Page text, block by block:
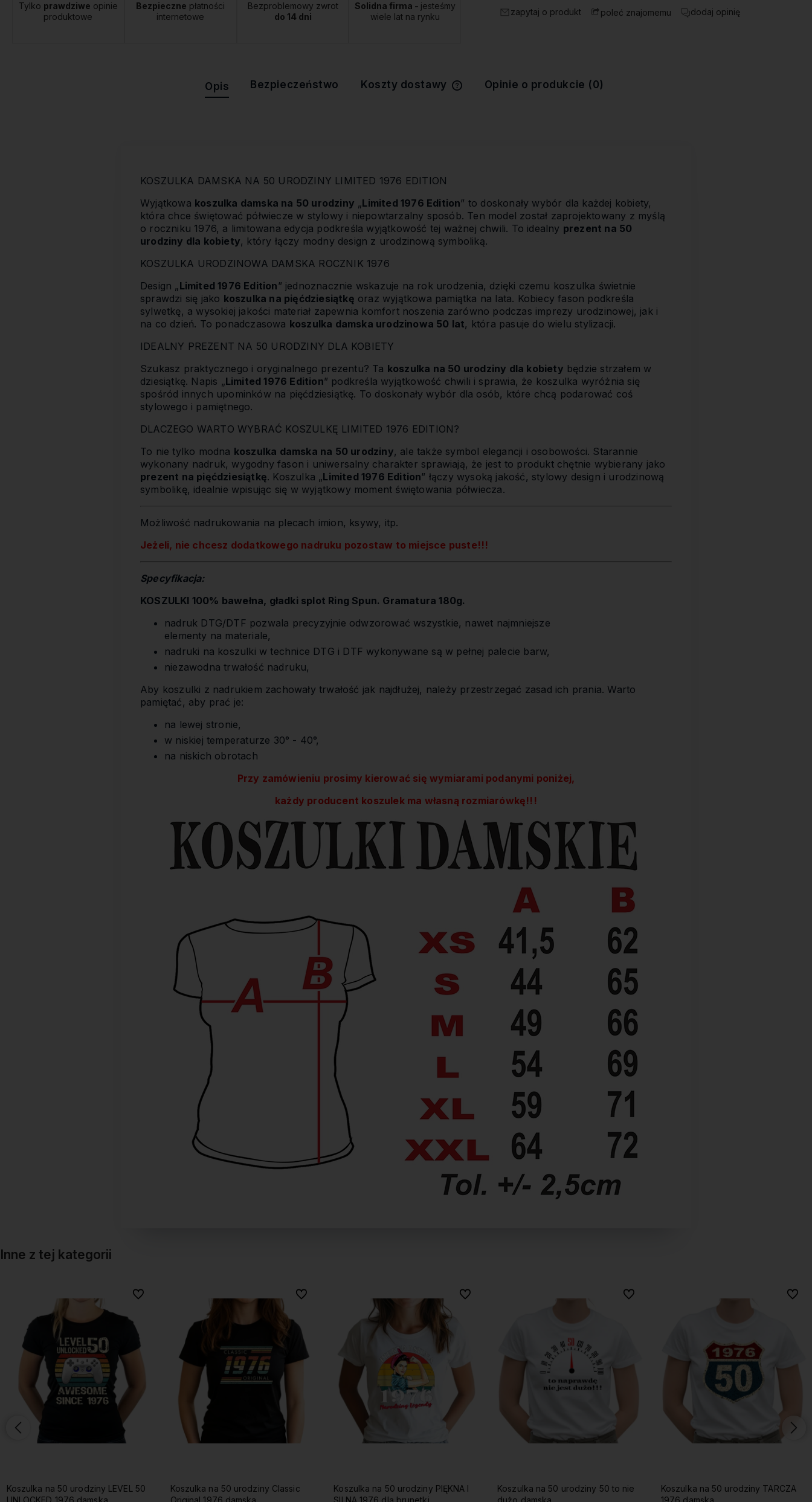
Tylko prawdziwe opinie
produktowe
Bezpieczne płatności
internetowe
Bezproblemowy zwrot
do 14 dni
Solidna firma - jesteśmy
wiele lat na rynku
zapytaj o produkt poleć znajomemu dodaj opinię
Opis Bezpieczeństwo Koszty dostawy Opinie o produkcie (0)
KOSZULKA DAMSKA NA 50 URODZINY LIMITED 1976 EDITION
Wyjątkowa koszulka damska na 50 urodziny „Limited 1976 Edition” to doskonały wybór dla każdej kobiety,
która chce świętować półwiecze w stylowy i niepowtarzalny sposób. Ten model został zaprojektowany z myślą
o roczniku 1976, a limitowana edycja podkreśla wyjątkowość tej ważnej chwili. To idealny prezent na 50
urodziny dla kobiety, który łączy modny design z urodzinową symboliką.
KOSZULKA URODZINOWA DAMSKA ROCZNIK 1976
Design „Limited 1976 Edition” jednoznacznie wskazuje na rok urodzenia, dzięki czemu koszulka świetnie
sprawdzi się jako koszulka na pięćdziesiątkę oraz wyjątkowa pamiątka na lata. Kobiecy fason podkreśla
sylwetkę, a wysokiej jakości materiał zapewnia komfort noszenia zarówno podczas imprezy urodzinowej, jak i
na co dzień. To ponadczasowa koszulka damska urodzinowa 50 lat, która pasuje do wielu stylizacji.
IDEALNY PREZENT NA 50 URODZINY DLA KOBIETY
Szukasz praktycznego i oryginalnego prezentu? Ta koszulka na 50 urodziny dla kobiety będzie strzałem w
dziesiątkę. Napis „Limited 1976 Edition” podkreśla wyjątkowość chwili i sprawia, że koszulka wyróżnia się
spośród innych upominków na pięćdziesiątkę. To doskonały wybór dla osób, które chcą podarować coś
stylowego i pamiętnego.
DLACZEGO WARTO WYBRAĆ KOSZULKĘ LIMITED 1976 EDITION?
To nie tylko modna koszulka damska na 50 urodziny, ale także symbol elegancji i osobowości. Starannie
wykonany nadruk, wygodny fason i uniwersalny charakter sprawiają, że jest to produkt chętnie wybierany jako
prezent na pięćdziesiątkę. Koszulka „Limited 1976 Edition” łączy wysoką jakość, stylowy design i urodzinową
symbolikę, idealnie wpisując się w wyjątkowy moment świętowania półwiecza.
Możliwość nadrukowania na plecach imion, ksywy, itp.
Jeżeli, nie chcesz dodatkowego nadruku pozostaw to miejsce puste!!!
Specyfikacja:
KOSZULKI 100% bawełna, gładki splot Ring Spun. Gramatura 180g.
nadruk DTG/DTF pozwala precyzyjnie odwzorować wszystkie, nawet najmniejsze
elementy na materiale,
nadruki na koszulki w technice DTG i DTF wykonywane są w pełnej palecie barw,
niezawodna trwałość nadruku,
Aby koszulki z nadrukiem zachowały trwałość jak najdłużej, należy przestrzegać zasad ich prania. Warto
pamiętać, aby prać je:
na lewej stronie,
w niskiej temperaturze 30° - 40°,
na niskich obrotach
Przy zamówieniu prosimy kierować się wymiarami podanymi poniżej,
każdy producent koszulek ma własną rozmiarówkę!!!
Inne z tej kategorii
Koszulka na 50 urodziny LEVEL 50
UNLOCKED 1976 damska
Do ulubionych
Do ulubionych
Koszulka na 50 urodziny Classic
Original 1976 damska
Do ulubionych
Do ulubionych
Koszulka na 50 urodziny PIĘKNA I
SILNA 1976 dla brunetki
Do ulubionych
Do ulubionych
Koszulka na 50 urodziny 50 to nie
dużo damska
Do ulubionych
Do ulubionych
Koszulka na 50 urodziny TARCZA
1976 damska
Do
Do